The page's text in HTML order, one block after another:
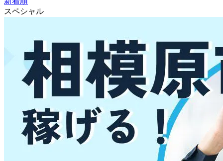
スペシャル